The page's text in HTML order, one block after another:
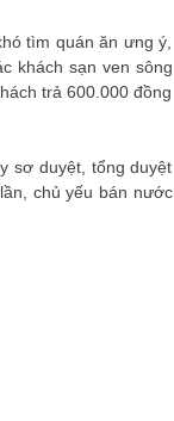
tìm quán ăn ưng ý,
khách sạn ven sông
trả 600.000 đồng
sơ duyệt, tổng duyệt
chủ yếu bán nước